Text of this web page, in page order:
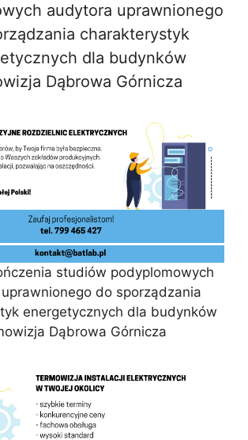
audytora uprawnionego
charakterystyk
dla budynków
Dąbrowa Górnicza
studiów podyplomowych
do sporządzania
energetycznych dla budynków
Dąbrowa Górnicza